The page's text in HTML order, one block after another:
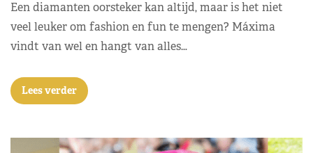
Een diamanten oorsteker kan altijd, maar is het niet
veel leuker om fashion en fun te mengen? Máxima
vindt van wel en hangt van alles…
Lees verder